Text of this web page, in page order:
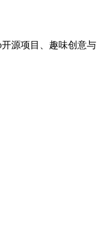
源项目、趣味创意与